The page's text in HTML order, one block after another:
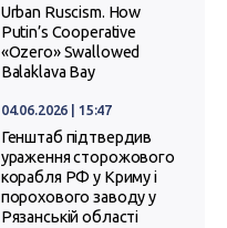
Urban Ruscism. How
Putin’s Cooperative
«Ozero» Swallowed
Balaklava Bay
04.06.2026 | 15:47
Генштаб підтвердив
ураження сторожового
корабля РФ у Криму і
порохового заводу у
Рязанській області